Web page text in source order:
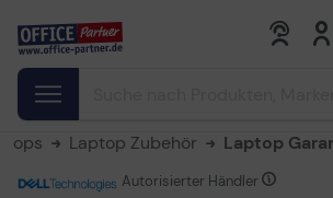
Laptop Zubehör Laptop
Autorisierter Händler